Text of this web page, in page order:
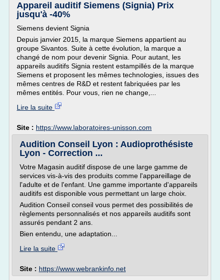
Appareil auditif Siemens (Signia) Prix
jusqu'à -40%
Siemens devient Signia
Depuis janvier 2015, la marque Siemens appartient au
groupe Sivantos. Suite à cette évolution, la marque a
changé de nom pour devenir Signia. Pour autant, les
appareils auditifs Signia restent estampillés de la marque
Siemens et proposent les mêmes technologies, issues des
mêmes centres de R&D et restent fabriquées par les
mêmes entités. Pour vous, rien ne change,...
Lire la suite
Site : https://www.laboratoires-unisson.com
Audition Conseil Lyon : Audioprothésiste
Lyon - Correction ...
Votre Magasin auditif dispose de une large gamme de
services vis-à-vis des produits comme l'appareillage de
l'adulte et de l'enfant. Une gamme importante d'appareils
auditifs est disponible vous permettant un large choix.
Audition Conseil conseil vous permet des possibilités de
règlements personnalisés et nos appareils auditifs sont
assurés pendant 2 ans.
Bien entendu, une adaptation...
Lire la suite
Site : https://www.webrankinfo.net